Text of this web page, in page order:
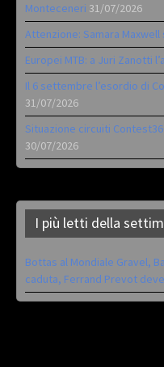
Monteceneri 31/07/2026
Attenzione: Samara
Europei MTB: a Juri Zanotti
Il 6 settembre l’esordio di
31/07/2026
Situazione circuiti
30/07/2026
I più letti della
Bottas al Mondiale Gravel,
caduta, Ferrand Prevot